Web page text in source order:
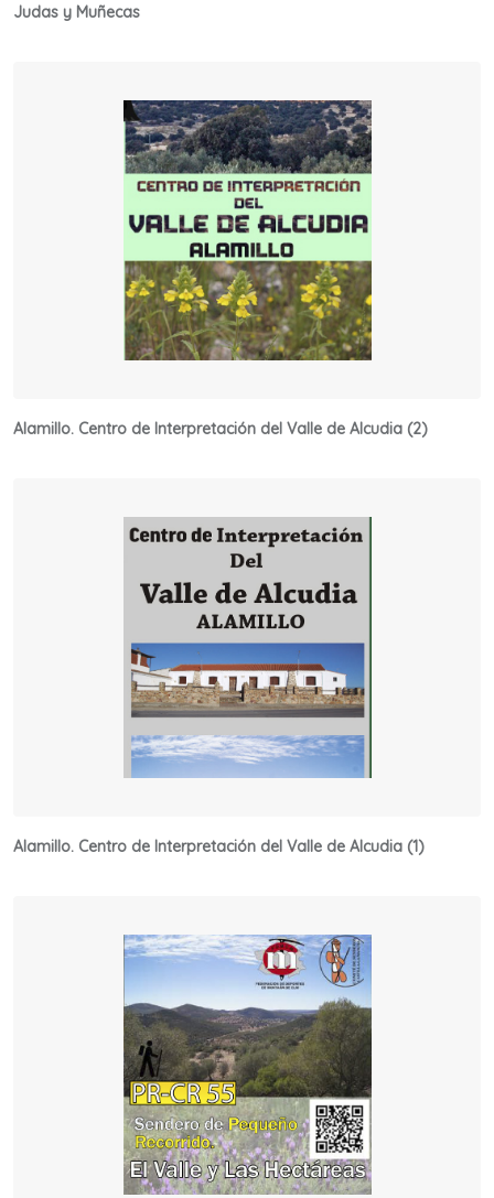
Judas y Muñecas
Alamillo. Centro de Interpretación del Valle de Alcudia (2)
Alamillo. Centro de Interpretación del Valle de Alcudia (1)